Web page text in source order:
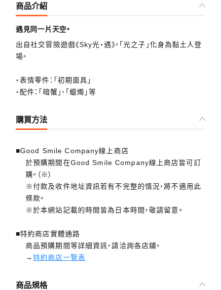
商品介紹
遇見同一片天空。
出自社交冒險遊戲《Sky光‧遇》，「光之子」化身為黏土人登
場。
・表情零件：「初期面具」
・配件：「暗蟹」、「蠟燭」等
購買方法
■Good Smile Company線上商店
於預購期間在Good Smile Company線上商店皆可訂
購。（※）
※付款及收件地址資訊若有不完整的情況，將不適用此
條款。
※於本網站記載的時間皆為日本時間，敬請留意。
■特約商店實體通路
商品預購期間等詳細資訊，請洽詢各店鋪。
→特約商店一覽表
商品規格